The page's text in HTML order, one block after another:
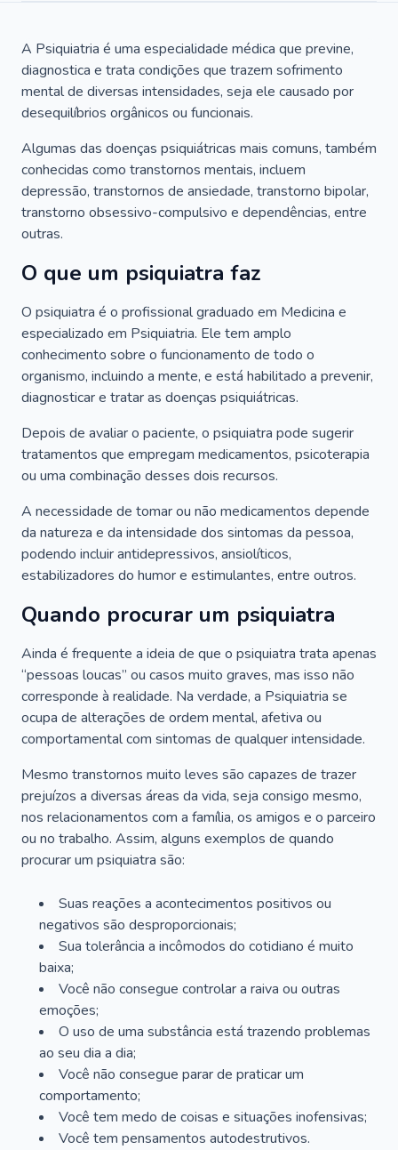
A Psiquiatria é uma especialidade médica que previne,
diagnostica e trata condições que trazem sofrimento
mental de diversas intensidades, seja ele causado por
desequilíbrios orgânicos ou funcionais.
Algumas das doenças psiquiátricas mais comuns, também
conhecidas como transtornos mentais, incluem
depressão, transtornos de ansiedade, transtorno bipolar,
transtorno obsessivo-compulsivo e dependências, entre
outras.
O que um psiquiatra faz
O psiquiatra é o profissional graduado em Medicina e
especializado em Psiquiatria. Ele tem amplo
conhecimento sobre o funcionamento de todo o
organismo, incluindo a mente, e está habilitado a prevenir,
diagnosticar e tratar as doenças psiquiátricas.
Depois de avaliar o paciente, o psiquiatra pode sugerir
tratamentos que empregam medicamentos, psicoterapia
ou uma combinação desses dois recursos.
A necessidade de tomar ou não medicamentos depende
da natureza e da intensidade dos sintomas da pessoa,
podendo incluir antidepressivos, ansiolíticos,
estabilizadores do humor e estimulantes, entre outros.
Quando procurar um psiquiatra
Ainda é frequente a ideia de que o psiquiatra trata apenas
“pessoas loucas” ou casos muito graves, mas isso não
corresponde à realidade. Na verdade, a Psiquiatria se
ocupa de alterações de ordem mental, afetiva ou
comportamental com sintomas de qualquer intensidade.
Mesmo transtornos muito leves são capazes de trazer
prejuízos a diversas áreas da vida, seja consigo mesmo,
nos relacionamentos com a família, os amigos e o parceiro
ou no trabalho. Assim, alguns exemplos de quando
procurar um psiquiatra são:
Suas reações a acontecimentos positivos ou
negativos são desproporcionais;
Sua tolerância a incômodos do cotidiano é muito
baixa;
Você não consegue controlar a raiva ou outras
emoções;
O uso de uma substância está trazendo problemas
ao seu dia a dia;
Você não consegue parar de praticar um
comportamento;
Você tem medo de coisas e situações inofensivas;
Você tem pensamentos autodestrutivos.